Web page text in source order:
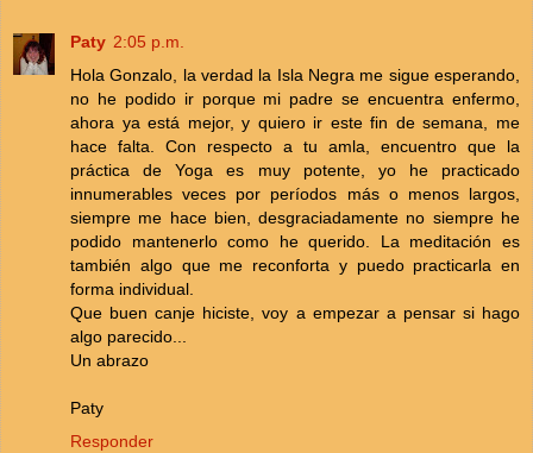
Paty 2:05 p.m.
Hola Gonzalo, la verdad la Isla Negra me sigue esperando,
no he podido ir porque mi padre se encuentra enfermo,
ahora ya está mejor, y quiero ir este fin de semana, me
hace falta. Con respecto a tu amla, encuentro que la
práctica de Yoga es muy potente, yo he practicado
innumerables veces por períodos más o menos largos,
siempre me hace bien, desgraciadamente no siempre he
podido mantenerlo como he querido. La meditación es
también algo que me reconforta y puedo practicarla en
forma individual.
Que buen canje hiciste, voy a empezar a pensar si hago
algo parecido...
Un abrazo
Paty
Responder